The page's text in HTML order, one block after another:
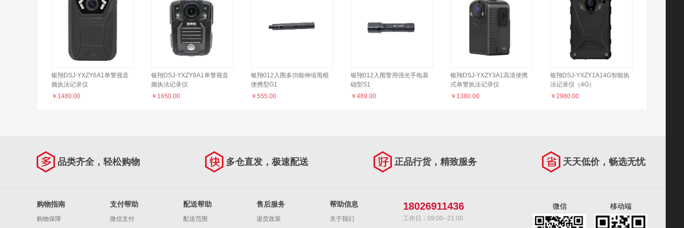
银翔DSJ-YXZY6A1单警视音
频执法记录仪
￥ 1480.00
银翔DSJ-YXZY8A1单警视音
频执法记录仪
￥ 1650.00
银翔012入围多功能伸缩甩棍
便携型G1
￥ 555.00
银翔012入围警用强光手电基
础型S1
￥ 469.00
银翔DSJ-YXZY3A1高清便携
式单警执法记录仪
￥ 1380.00
银翔DSJ-YXZY1A14G智能执
法记录仪（4G）
￥ 2980.00
品类齐全，轻松购物 多仓直发，极速配送 正品行货，精致服务 天天低价，畅选无忧
购物指南
购物保障
支付帮助
微信支付
配送帮助
配送范围
售后服务
退货政策
帮助信息
关于我们
18026911436
工作日：09:00--21:00
微信 移动端